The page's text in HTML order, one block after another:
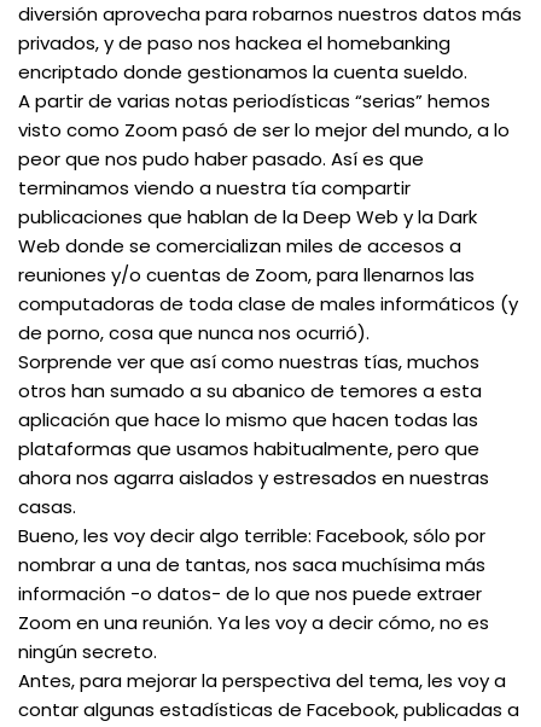
diversión aprovecha para robarnos nuestros datos más
privados, y de paso nos hackea el homebanking
encriptado donde gestionamos la cuenta sueldo.
A partir de varias notas periodísticas “serias” hemos
visto como Zoom pasó de ser lo mejor del mundo, a lo
peor que nos pudo haber pasado. Así es que
terminamos viendo a nuestra tía compartir
publicaciones que hablan de la Deep Web y la Dark
Web donde se comercializan miles de accesos a
reuniones y/o cuentas de Zoom, para llenarnos las
computadoras de toda clase de males informáticos (y
de porno, cosa que nunca nos ocurrió).
Sorprende ver que así como nuestras tías, muchos
otros han sumado a su abanico de temores a esta
aplicación que hace lo mismo que hacen todas las
plataformas que usamos habitualmente, pero que
ahora nos agarra aislados y estresados en nuestras
casas.
Bueno, les voy decir algo terrible: Facebook, sólo por
nombrar a una de tantas, nos saca muchísima más
información -o datos- de lo que nos puede extraer
Zoom en una reunión. Ya les voy a decir cómo, no es
ningún secreto.
Antes, para mejorar la perspectiva del tema, les voy a
contar algunas estadísticas de Facebook, publicadas a